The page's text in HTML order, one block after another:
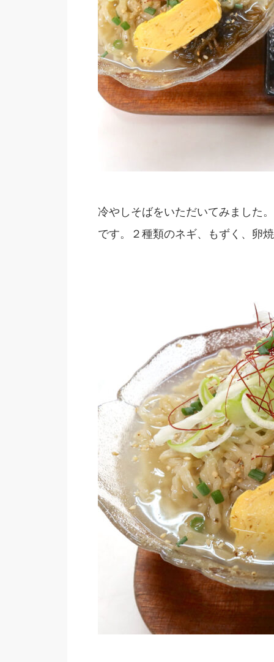
冷やしそばをいただいてみました
です。２種類のネギ、もずく、卵